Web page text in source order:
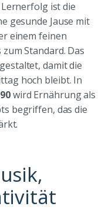
ist die
gesunde Jause mit
einem feinen
Standard. Das
damit die
hoch bleibt. In
wird Ernährung als
begriffen, das die